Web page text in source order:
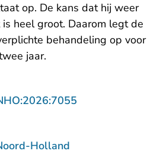
op. De kans dat hij weer
heel groot. Daarom legt de
behandeling op voor
jaar.
Holland